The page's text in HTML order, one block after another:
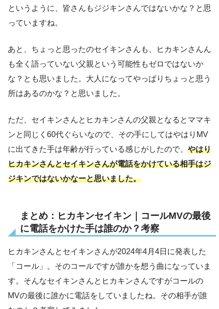
というように、皆さんもジジキンさんではないかな？と思
っていますね。
あと、ちょっと思ったのセイキンさんも、ヒカキンさんん
も全く語っていない父親という可能性もゼロではないか
な？とも思いました。大人になってやっぱりちょっと思う
所はあるのかな？と思いました。
ただ、セイキンさんとヒカキンさんの父親となるとママキ
ンと同じく60代ぐらいなので、その手にしてはやはりMV
に出てきた手は年齢が行っている感じがしたので、 やはり
ヒカキンさんとセイキンさんが電話をかけている相手はジ
ジキンではないかなーと思いました。
まとめ：ヒカキンセイキン｜コールMVの最後
に電話をかけた手は誰のか？考察
ヒカキンさんとセイキンさんが2024年4月4日に発表した
「コール」。そのコールですが誰かを想う曲になっていま
す。そんなセイキンさんとヒカキンさんですがコールの
MVの最後に誰かに電話をしていましたね。その相手が誰